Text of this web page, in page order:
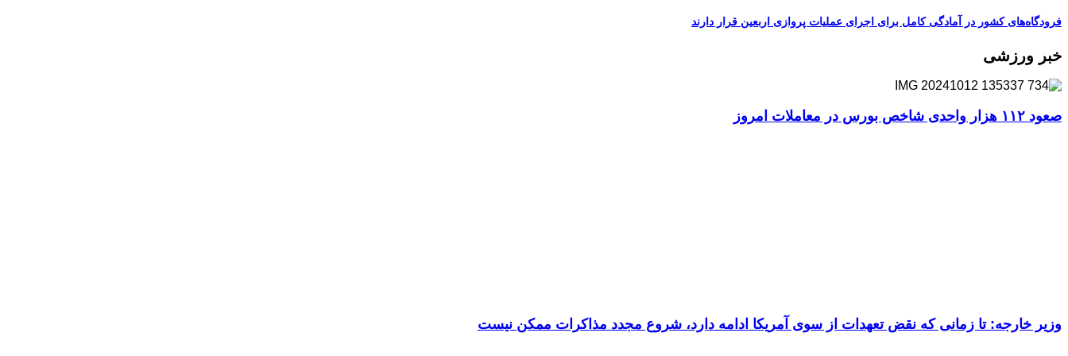
فرودگاه‌های کشور در آمادگی کامل برای اجرای عملیات پروازی اربعین قرار دارند
خبر ورزشی
صعود ۱۱۲ هزار واحدی شاخص بورس در معاملات امروز
وزیر خارجه: تا زمانی که نقض تعهدات از سوی آمریکا ادامه دارد، شروع مجدد مذاکرات ممکن نیست